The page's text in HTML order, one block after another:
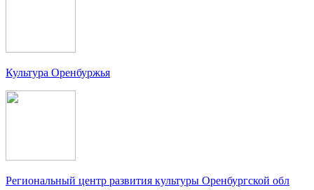
Культура Оренбуржья
Региональный центр развития культуры Оренбургской обл